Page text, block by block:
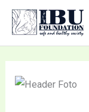
Skip
content